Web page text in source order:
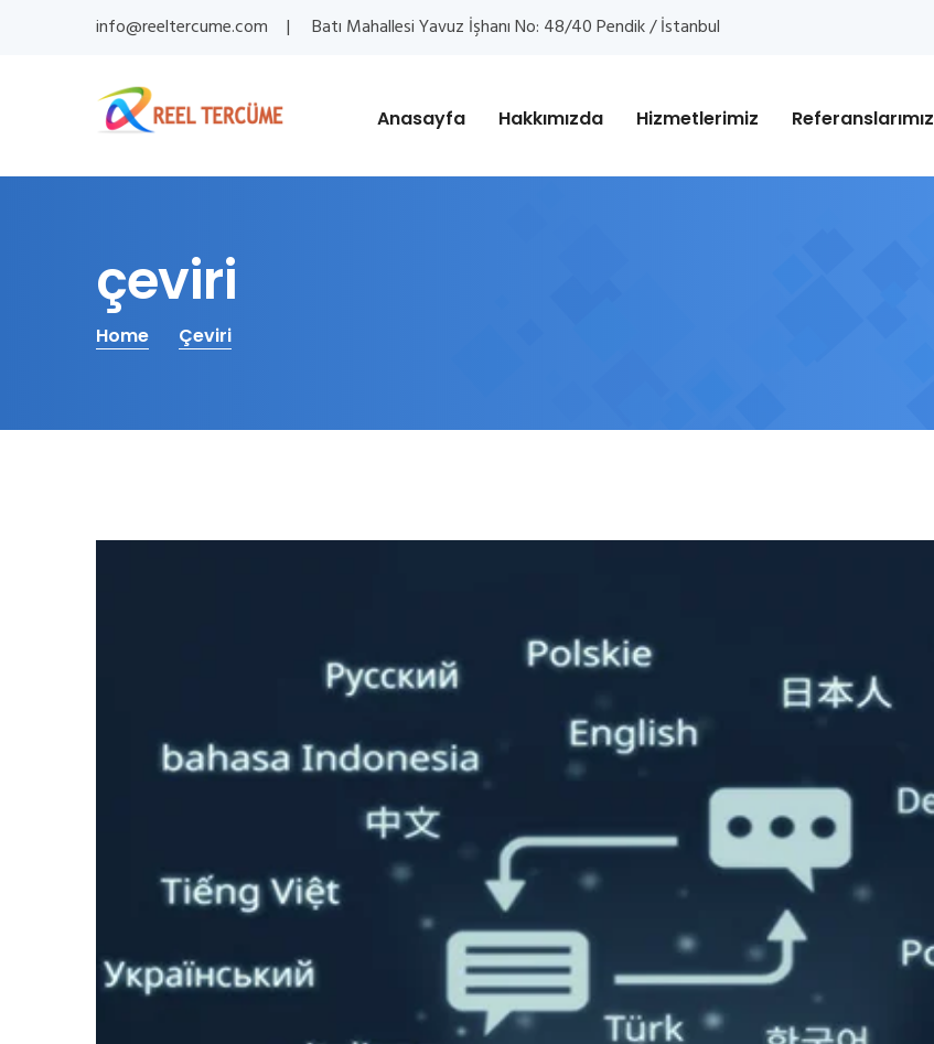
info@reeltercume.com Batı Mahallesi Yavuz İşhanı No: 48/40 Pendik / İstanbul
Anasayfa Hakkımızda Hizmetlerimiz Referanslarımız
çeviri
Home Çeviri